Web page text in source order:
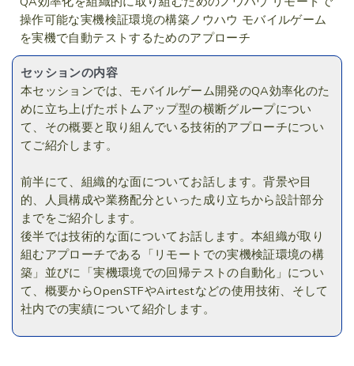
操作可能な実機検証環境の構築ノウハウ モバイルゲーム
を実機で自動テストするためのアプローチ
セッションの内容
本セッションでは、モバイルゲーム開発のQA効率化のた
めに立ち上げたボトムアップ型の横断グループについ
て、その概要と取り組んでいる技術的アプローチについ
てご紹介します。
前半にて、組織的な面についてお話します。背景や目
的、人員構成や業務配分といった成り立ちから設計部分
までをご紹介します。
後半では技術的な面についてお話します。本組織が取り
組むアプローチである「リモートでの実機検証環境の構
築」並びに「実機環境での回帰テストの自動化」につい
て、概要からOpenSTFやAirtestなどの使用技術、そして
社内での実績について紹介します。